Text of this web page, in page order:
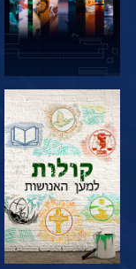
בדוק את הסדרה